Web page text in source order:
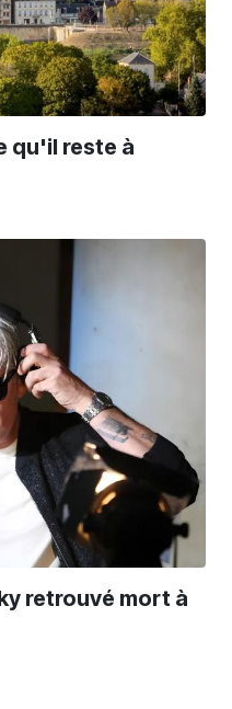
qu'il reste à
retrouvé mort à